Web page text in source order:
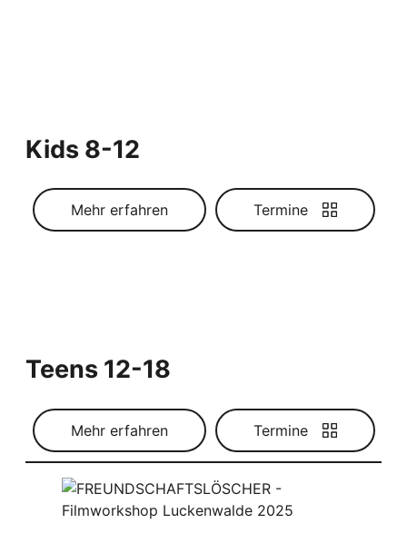
Kids 8-12
Mehr erfahren Termine
Teens 12-18
Mehr erfahren Termine